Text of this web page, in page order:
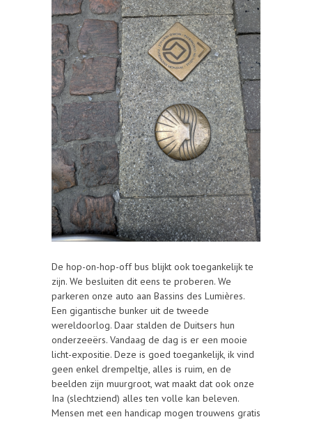
De hop-on-hop-off bus blijkt ook toegankelijk te
zijn. We besluiten dit eens te proberen. We
parkeren onze auto aan Bassins des Lumières.
Een gigantische bunker uit de tweede
wereldoorlog. Daar stalden de Duitsers hun
onderzeeërs. Vandaag de dag is er een mooie
licht-expositie. Deze is goed toegankelijk, ik vind
geen enkel drempeltje, alles is ruim, en de
beelden zijn muurgroot, wat maakt dat ook onze
Ina (slechtziend) alles ten volle kan beleven.
Mensen met een handicap mogen trouwens gratis